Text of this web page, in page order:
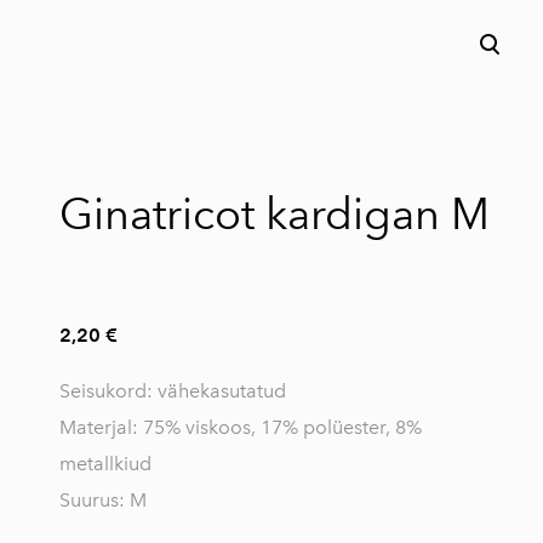
Ginatricot kardigan M
2,20 €
Seisukord: vähekasutatud
Materjal: 75% viskoos, 17% polüester, 8%
metallkiud
Suurus: M